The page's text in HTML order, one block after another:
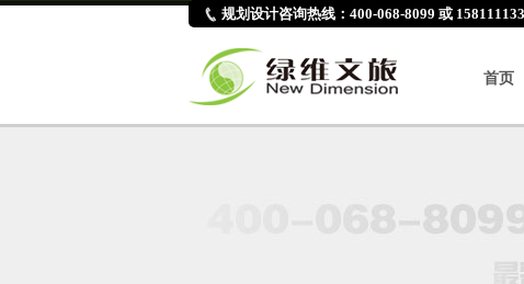
规划设计咨询热线：400-068-8099 或
首页